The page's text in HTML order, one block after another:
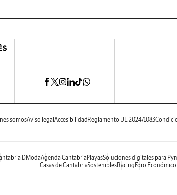
somosAviso legal Accesibilidad Reglamento UE 2024/1083
DModaAgenda Cantabria PlayasSoluciones digitales para
Casas de CantabriaSosteniblesRacing Foro Económico